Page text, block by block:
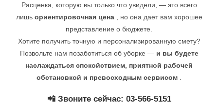
Расценка, которую вы только что увидели, — это всего
лишь ориентировочная цена, но она дает вам хорошее
представление о бюджете.
Хотите получить точную и персонализированную смету?
Позвольте нам позаботиться об уборке — и вы будете
наслаждаться спокойствием, приятной рабочей
обстановкой и превосходным сервисом
📲 Звоните сейчас: 03-566-5151